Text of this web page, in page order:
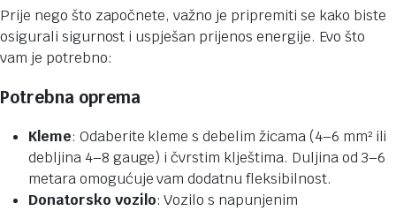
Prije nego što započnete, važno je pripremiti se kako biste
osigurali sigurnost i uspješan prijenos energije. Evo što
vam je potrebno:
Potrebna oprema
Kleme: Odaberite kleme s debelim žicama (4–6 mm² ili
debljina 4–8 gauge) i čvrstim klještima. Duljina od 3–6
metara omogućuje vam dodatnu fleksibilnost.
Donatorsko vozilo: Vozilo s napunjenim